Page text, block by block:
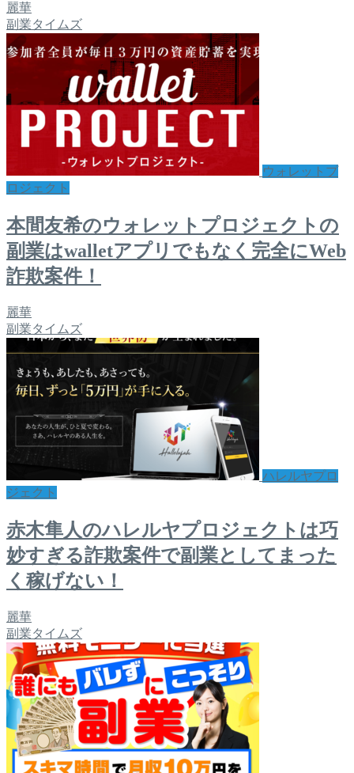
麗華
副業タイムズ
ウォレットプ
ロジェクト
本間友希のウォレットプロジェクトの
副業はwalletアプリでもなく完全にWeb
詐欺案件！
麗華
副業タイムズ
ハレルヤプロ
ジェクト
赤木隼人のハレルヤプロジェクトは巧
妙すぎる詐欺案件で副業としてまった
く稼げない！
麗華
副業タイムズ